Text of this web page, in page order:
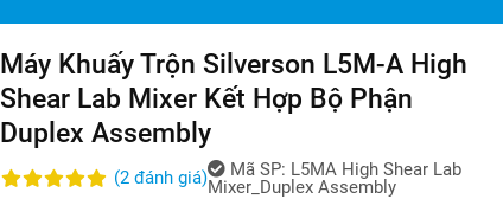
Máy Khuấy Trộn Silverson L5M-A High
Shear Lab Mixer Kết Hợp Bộ Phận
Duplex Assembly
(2 đánh giá) Mã SP: L5MA High Shear Lab
Mixer_Duplex Assembly